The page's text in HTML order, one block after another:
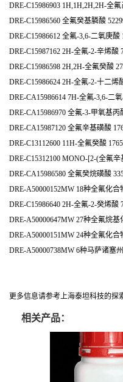
DRE-C15986903 1H,1H,2H,2H-全
DRE-C15986560 全氟癸基膦酸
DRE-C15986612 全氟-3,6-二氧庚酸
DRE-C15987162 2H-全氟-2-辛烯酸
DRE-C15986598 2H,2H-全氟癸酸
DRE-C15986624 2H-全氟-2-十二烯
DRE-CA15986614 7H-全氟-3,6-二
DRE-CA15986970 全氟-3-甲氧基丙
DRE-CA15987120 全氟辛基磺酸
DRE-C13112600 11H-全氟癸酸
DRE-C15312100 MONO-[2-(全氟
DRE-CA15986580 全氟癸烷磺酸
DRE-A50000152MW 18种全氟化合
DRE-C15986640 2H-全氟-2-癸烯酸
DRE-A50000647MW 27种全氟烷
DRE-A50000151MW 24种全氟化
DRE-A50000738MW 6种马萨诸塞
更多信息请参考上海泰坦科技的探
相关产品：